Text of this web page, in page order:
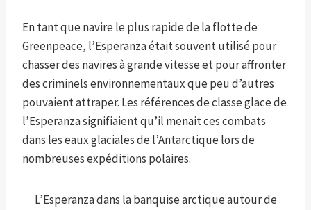
En tant que navire le plus rapide de la flotte de
Greenpeace, l’Esperanza était souvent utilisé pour
chasser des navires à grande vitesse et pour affronter
des criminels environnementaux que peu d’autres
pouvaient attraper. Les références de classe glace de
l’Esperanza signifiaient qu’il menait ces combats
dans les eaux glaciales de l’Antarctique lors de
nombreuses expéditions polaires.
L’Esperanza dans la banquise arctique autour de